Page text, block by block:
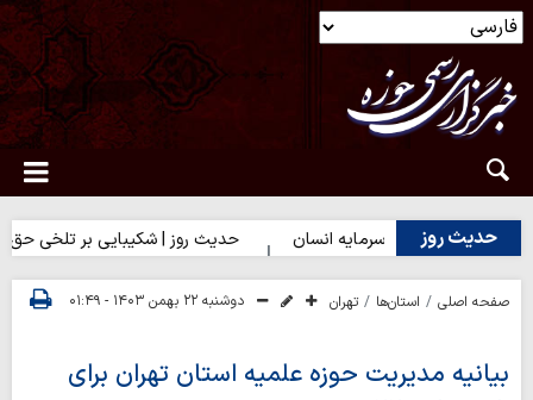
حدیث روز
| بهترین سرمایه انسان حدیث روز | شکیبایی بر تلخی حق
صفحه اصلی استان‌ها تهران دوشنبه ۲۲ بهمن ۱۴۰۳ - ۰۱:۴۹
بیانیه مدیریت حوزه علمیه استان تهران برای